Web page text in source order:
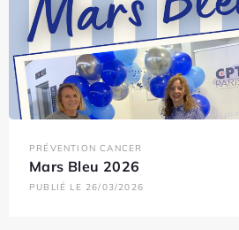
PRÉVENTION CANCER
Mars Bleu 2026
PUBLIÉ LE 26/03/2026